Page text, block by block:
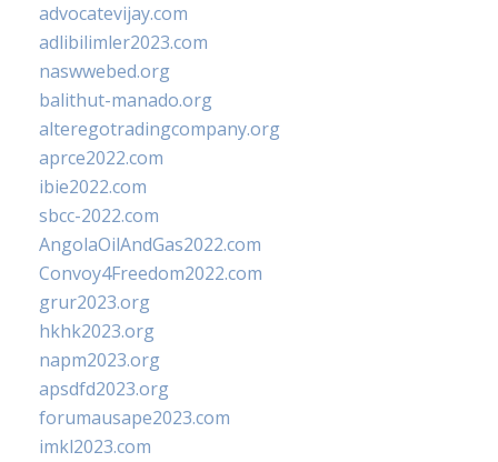
advocatevijay.com
adlibilimler2023.com
naswwebed.org
balithut-manado.org
alteregotradingcompany.org
aprce2022.com
ibie2022.com
sbcc-2022.com
AngolaOilAndGas2022.com
Convoy4Freedom2022.com
grur2023.org
hkhk2023.org
napm2023.org
apsdfd2023.org
forumausape2023.com
imkl2023.com